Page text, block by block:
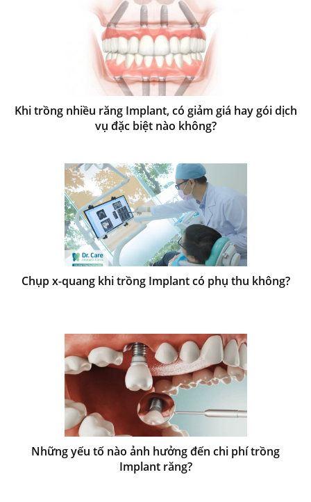
Khi trồng nhiều răng Implant, có giảm giá hay gói dịch
vụ đặc biệt nào không?
Chụp x-quang khi trồng Implant có phụ thu không?
Những yếu tố nào ảnh hưởng đến chi phí trồng
Implant răng?